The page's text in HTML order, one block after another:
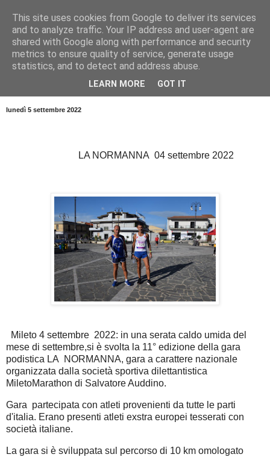
lunedì 5 settembre 2022
LA NORMANNA 04 settembre 2022
Mileto 4 settembre 2022: in una serata caldo umida del
mese di settembre,si è svolta la 11° edizione della gara
podistica LA NORMANNA, gara a carattere nazionale
organizzata dalla società sportiva dilettantistica
MiletoMarathon di Salvatore Auddino.
Gara partecipata con atleti provenienti da tutte le parti
d'italia. Erano presenti atleti exstra europei tesserati con
società italiane.
La gara si è sviluppata sul percorso di 10 km omologato
This site uses cookies from Google to deliver its services
and to analyze traffic. Your IP address and user-agent are
shared with Google along with performance and security
metrics to ensure quality of service, generate usage
statistics, and to detect and address abuse.
LEARN MORE GOT IT